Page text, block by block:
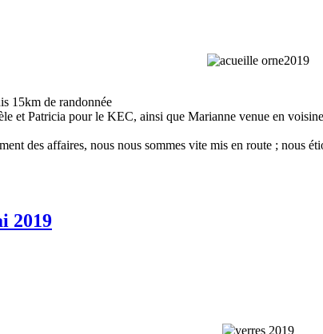
15km de randonnée
et Patricia pour le KEC, ainsi que Marianne venue en
des affaires, nous nous sommes vite mis en route ; nous
2019